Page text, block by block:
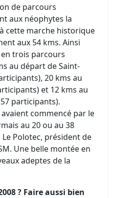
de parcours
aux néophytes la
cette marche historique
aux 54 kms. Ainsi
trois parcours
au départ de Saint-
20 kms au
et 12 kms au
participants).
commencé par le
au 20 ou au 38
Polotec, président de
Une belle montée en
adeptes de la
? Faire aussi bien